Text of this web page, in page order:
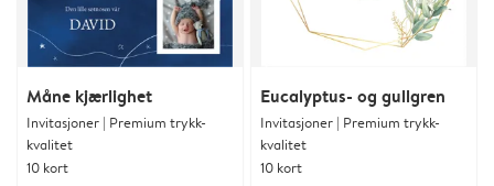
Måne kjærlighet
Invitasjoner | Premium trykk-
kvalitet
10 kort
Eucalyptus- og gullgren
Invitasjoner | Premium trykk-
kvalitet
10 kort